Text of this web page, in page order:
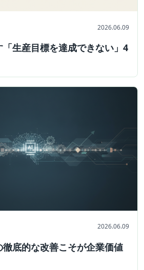
2026.06.09
生産目標を達成できない」4
2026.06.09
底的な改善こそが企業価値